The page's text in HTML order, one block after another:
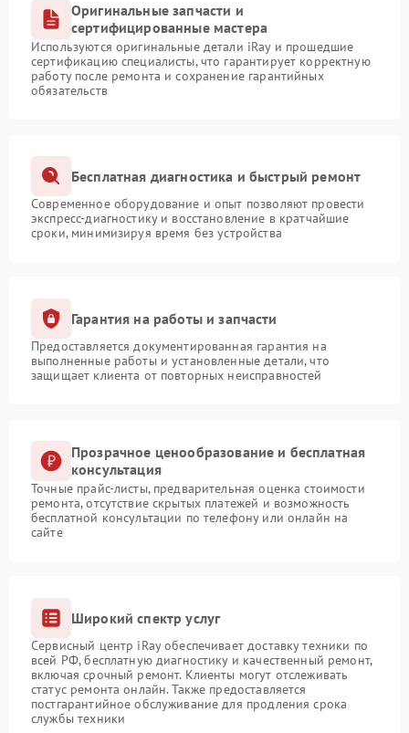
Оригинальные запчасти и
сертифицированные мастера
Используются оригинальные детали iRay и прошедшие
сертификацию специалисты, что гарантирует корректную
работу после ремонта и сохранение гарантийных
обязательств
Бесплатная диагностика и быстрый ремонт
Современное оборудование и опыт позволяют провести
экспресс-диагностику и восстановление в кратчайшие
сроки, минимизируя время без устройства
Гарантия на работы и запчасти
Предоставляется документированная гарантия на
выполненные работы и установленные детали, что
защищает клиента от повторных неисправностей
Прозрачное ценообразование и бесплатная
консультация
Точные прайс-листы, предварительная оценка стоимости
ремонта, отсутствие скрытых платежей и возможность
бесплатной консультации по телефону или онлайн на
сайте
Широкий спектр услуг
Сервисный центр iRay обеспечивает доставку техники по
всей РФ, бесплатную диагностику и качественный ремонт,
включая срочный ремонт. Клиенты могут отслеживать
статус ремонта онлайн. Также предоставляется
постгарантийное обслуживание для продления срока
службы техники